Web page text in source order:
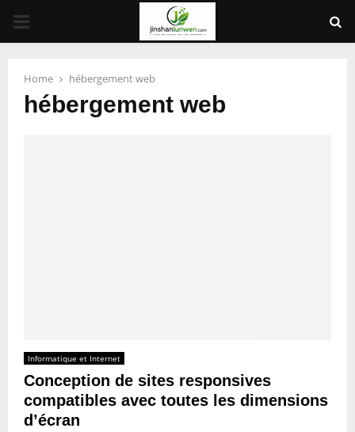
PRIMARY
Home hébergement web
hébergement web
Informatique et Internet
Conception de sites responsives
compatibles avec toutes les dimensions
d’écran